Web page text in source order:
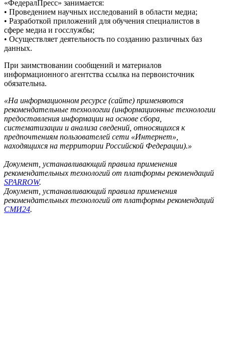
«ФедералПресс» занимается:
• Проведением научных исследований в области медиа;
• Разработкой приложений для обучения специалистов в
сфере медиа и госслужбы;
• Осуществляет деятельность по созданию различных баз
данных.
При заимствовании сообщений и материалов
информационного агентства ссылка на первоисточник
обязательна.
«На информационном ресурсе (сайте) применяются
рекомендательные технологии (информационные технологии
предоставления информации на основе сбора,
систематизации и анализа сведений, относящихся к
предпочтениям пользователей сети «Интернет»,
находящихся на территории Российской Федерации).»
Документ, устанавливающий правила применения
рекомендательных технологий от платформы рекомендаций
SPARROW.
Документ, устанавливающий правила применения
рекомендательных технологий от платформы рекомендаций
СМИ24.